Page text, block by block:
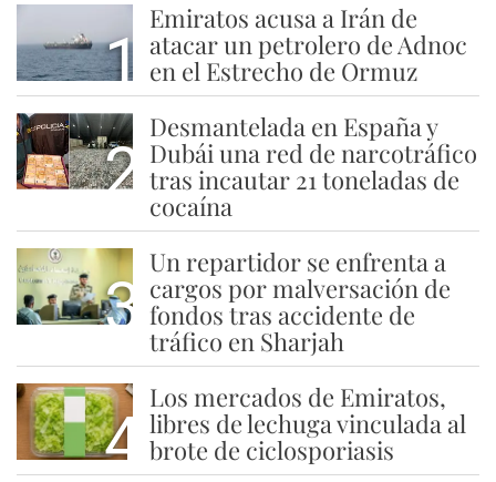
1
Emiratos acusa a Irán de
atacar un petrolero de Adnoc
en el Estrecho de Ormuz
2
Desmantelada en España y
Dubái una red de narcotráfico
tras incautar 21 toneladas de
cocaína
3
Un repartidor se enfrenta a
cargos por malversación de
fondos tras accidente de
tráfico en Sharjah
4
Los mercados de Emiratos,
libres de lechuga vinculada al
brote de ciclosporiasis